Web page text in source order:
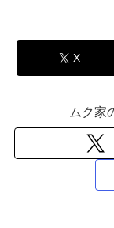
X
ムク家